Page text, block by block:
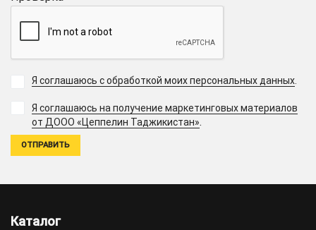
Я соглашаюсь с обработкой моих персональных данных.
Я соглашаюсь на получение маркетинговых материалов
от ДООО «Цеппелин Таджикистан».
Каталог